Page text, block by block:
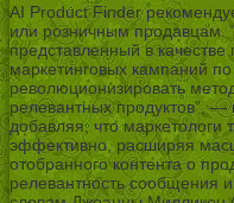
AI Product Finder
или розничным продавцам.
представленный в качестве
маркетинговых кампаний
революционизировать
релевантных продуктов”, —
добавляя, что маркетологи
эффективно, расширяя
отобранного контента о
релевантность сообщения